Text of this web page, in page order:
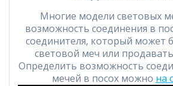
Многие модели световых
возможность соединения в
соединителя, который может
световой меч или
Определить возможность
мечей в посох можно на